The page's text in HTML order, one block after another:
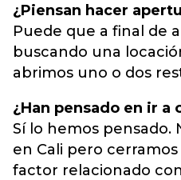
¿Piensan hacer
Puede que a final de
buscando una
abrimos uno o dos
¿Han pensado en ir a
Sí lo hemos pensado.
en Cali pero
factor relacionado